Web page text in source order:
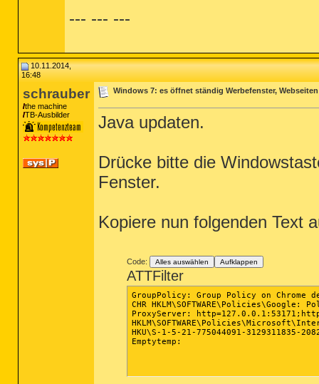
--- --- ---
10.11.2014,
16:48
schrauber
the machine
TB-Ausbilder
Windows 7: es öffnet ständig Werbefenster,
Java updaten.
Drücke bitte die
Fenster.
Kopiere nun folgenden Text
Code: Alles auswählen Aufklappen
ATTFilter
GroupPolicy: Group Policy on Chrome
CHR HKLM\SOFTWARE\Policies\Google:
ProxyServer:
HKU\S-1-5-21-775044091-3129311835-
Emptytemp: